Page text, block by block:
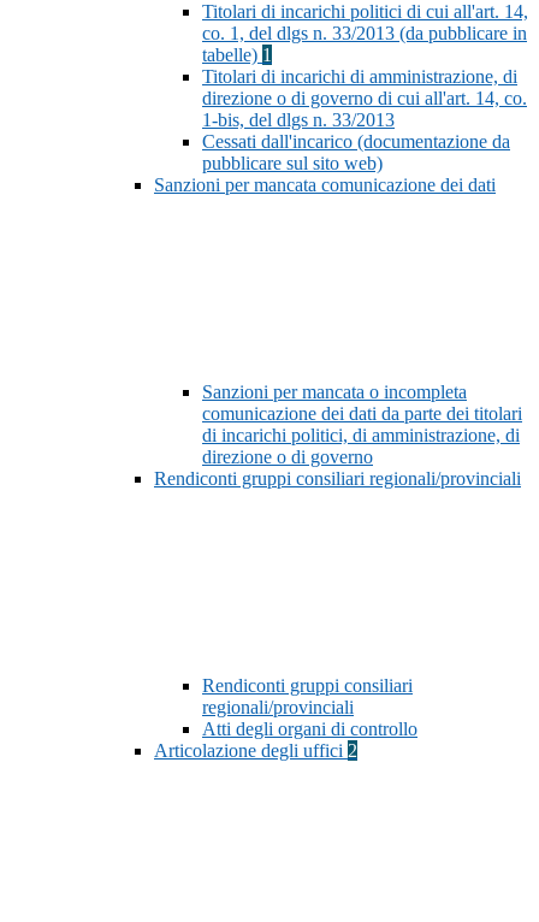
Titolari di incarichi politici di cui all'art. 14,
co. 1, del dlgs n. 33/2013 (da pubblicare in
tabelle) 1
Titolari di incarichi di amministrazione, di
direzione o di governo di cui all'art. 14, co.
1-bis, del dlgs n. 33/2013
Cessati dall'incarico (documentazione da
pubblicare sul sito web)
Sanzioni per mancata comunicazione dei dati
Sanzioni per mancata o incompleta
comunicazione dei dati da parte dei titolari
di incarichi politici, di amministrazione, di
direzione o di governo
Rendiconti gruppi consiliari regionali/provinciali
Rendiconti gruppi consiliari
regionali/provinciali
Atti degli organi di controllo
Articolazione degli uffici 2